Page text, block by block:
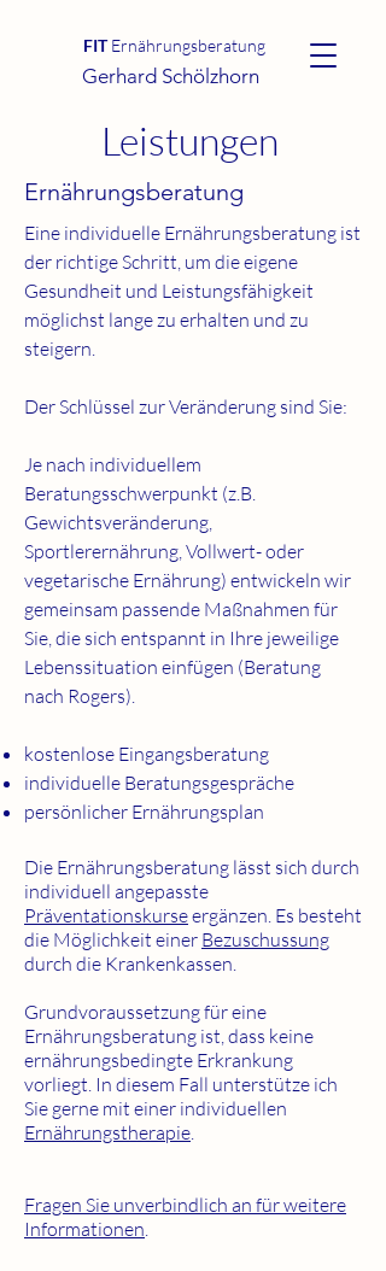
FITErnährungsberatung
Gerhard Schölzhorn
Ernährungsberatung
Eine individuelle Ernährungsberatung ist
der richtige Schritt, um die eigene
Gesundheit und Leistungsfähigkeit
möglichst lange zu erhalten und zu
steigern.
Der Schlüssel zur Veränderung sind Sie:
Je nach individuellem
Beratungsschwerpunkt (z.B.
Gewichtsveränderung,
Sportlerernährung, Vollwert- oder
vegetarische Ernährung) entwickeln wir
gemeinsam passende Maßnahmen für
Sie, die sich entspannt in Ihre jeweilige
Lebenssituation einfügen (Beratung
nach Rogers).
kostenlose Eingangsberatung
individuelle Beratungsgespräche
persönlicher Ernährungsplan
Die Ernährungsberatung lässt sich durch
individuell angepasste
Präventationskurseergänzen. Es besteht
die Möglichkeit einer Bezuschussung
durch die Krankenkassen.
Grundvoraussetzung für eine
Ernährungsberatung ist, dass keine
ernährungsbedingte Erkrankung
vorliegt. In diesem Fall unterstütze ich
Sie gerne mit einer individuellen
Ernährungstherapie.
Fragen Sie unverbindlich an für weitere
Informationen.
Leistungen